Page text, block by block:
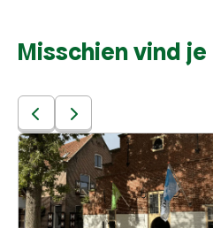
hybride wezens
Le Rütte Is met meerdere
de collectie van Museum
Kranenburgh. Haar
‘Daphne’ behoren
tot de
Misschien vind